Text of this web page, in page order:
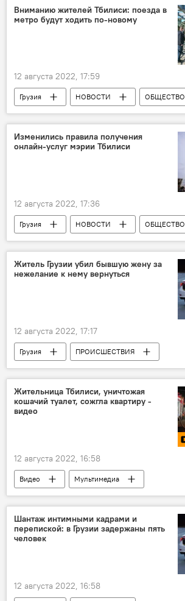
Вниманию жителей Тбилиси: поезда в
метро будут ходить по-новому
12 августа 2022, 17:59
Грузия НОВОСТИ
ОБЩЕСТВО
Тбилиси
Тбилисский метрополитен
Изменились правила получения
онлайн-услуг мэрии Тбилиси
12 августа 2022, 17:36
Грузия НОВОСТИ
ОБЩЕСТВО
Тбилиси
Мэрия Тбилиси
Житель Грузии убил бывшую жену за
нежелание к нему вернуться
12 августа 2022, 17:17
Грузия
ПРОИСШЕСТВИЯ
НОВОСТИ
Озургети
Жительница Тбилиси, уничтожая
кошачий туалет, сожгла квартиру -
видео
12 августа 2022, 16:58
Видео
Мультимедиа
ПРОИСШЕСТВИЯ
Пожар
Видео-новости из Грузии
Шантаж интимными кадрами и
перепиской: в Грузии задержаны пять
человек
12 августа 2022, 16:58